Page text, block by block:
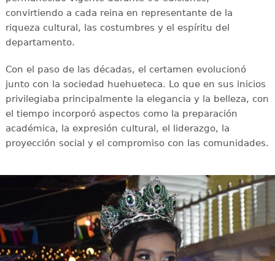
convirtiendo a cada reina en representante de la
riqueza cultural, las costumbres y el espíritu del
departamento.
Con el paso de las décadas, el certamen evolucionó
junto con la sociedad huehueteca. Lo que en sus inicios
privilegiaba principalmente la elegancia y la belleza, con
el tiempo incorporó aspectos como la preparación
académica, la expresión cultural, el liderazgo, la
proyección social y el compromiso con las comunidades.